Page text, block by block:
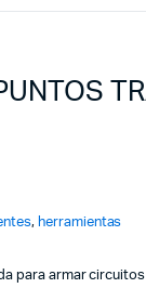
, herramientas
para armar